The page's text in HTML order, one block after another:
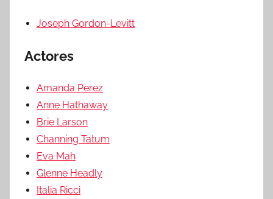
Joseph Gordon-Levitt
Actores
Amanda Perez
Anne Hathaway
Brie Larson
Channing Tatum
Eva Mah
Glenne Headly
Italia Ricci